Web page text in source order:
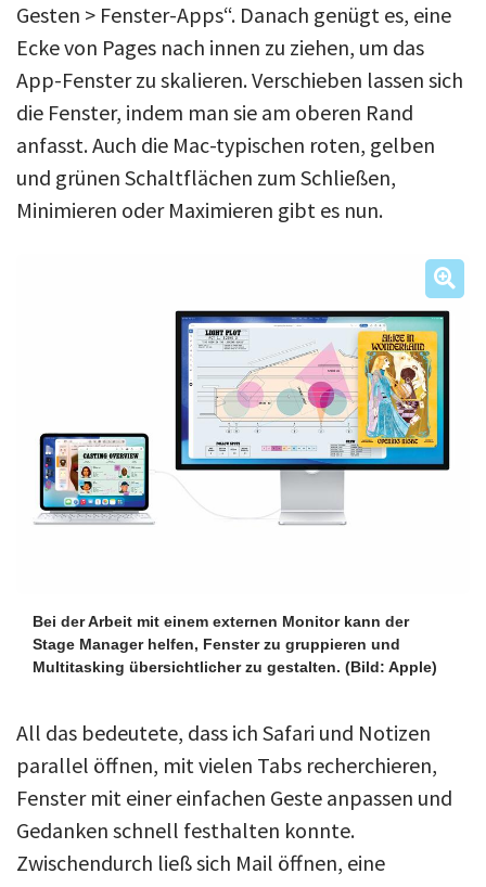
Gesten > Fenster-Apps“. Danach genügt es, eine
Ecke von Pages nach innen zu ziehen, um das
App-Fenster zu skalieren. Verschieben lassen sich
die Fenster, indem man sie am oberen Rand
anfasst. Auch die Mac-typischen roten, gelben
und grünen Schaltflächen zum Schließen,
Minimieren oder Maximieren gibt es nun.
Bei der Arbeit mit einem externen Monitor kann der
Stage Manager helfen, Fenster zu gruppieren und
Multitasking übersichtlicher zu gestalten. (Bild: Apple)
All das bedeutete, dass ich Safari und Notizen
parallel öffnen, mit vielen Tabs recherchieren,
Fenster mit einer einfachen Geste anpassen und
Gedanken schnell festhalten konnte.
Zwischendurch ließ sich Mail öffnen, eine